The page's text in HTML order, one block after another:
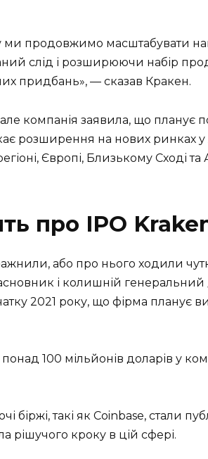
ми продовжимо масштабувати
слід і розширюючи набір
придбань», — сказав Кракен.
компанія заявила, що планує
розширення на нових ринках у
Європі, Близькому Сході та
про IPO
або про нього ходили
і колишній
2021 року, що фірма планує
понад 100 мільйонів доларів у
такі як Coinbase, стали
рішучого кроку в цій сфері.